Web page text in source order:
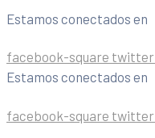
Estamos conectados en
facebook-square twitter
Estamos conectados en
facebook-square twitter